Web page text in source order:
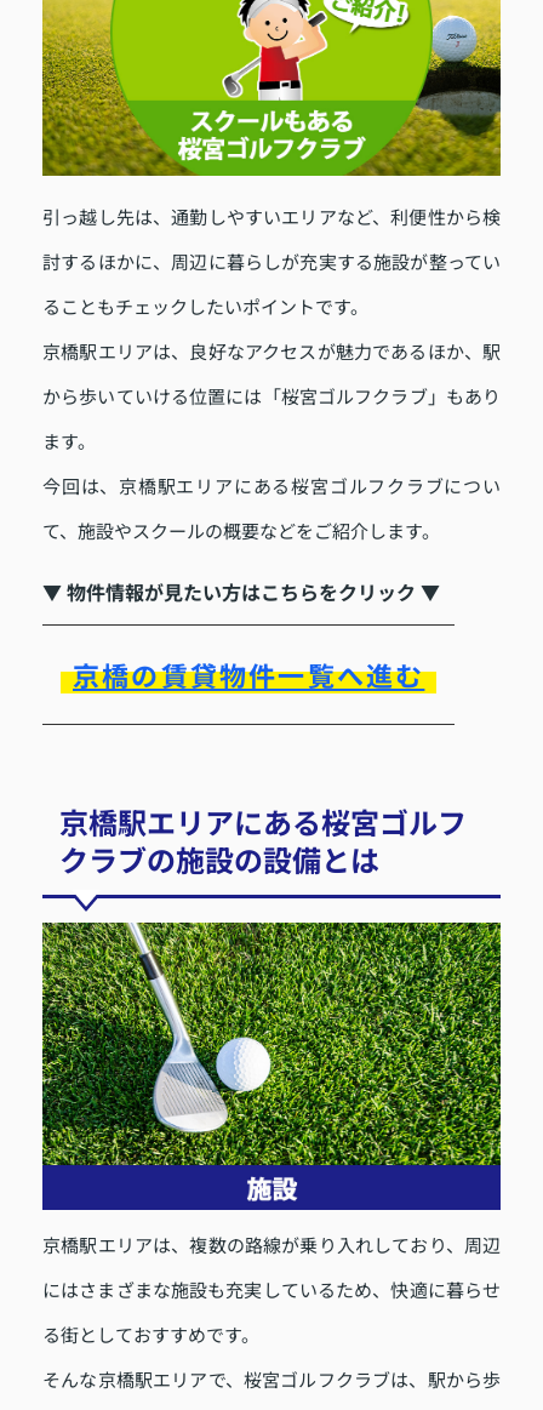
引っ越し先は、通勤しやすいエリアなど、利便性から検
討するほかに、周辺に暮らしが充実する施設が整ってい
ることもチェックしたいポイントです。
京橋駅エリアは、良好なアクセスが魅力であるほか、駅
から歩いていける位置には「桜宮ゴルフクラブ」もあり
ます。
今回は、京橋駅エリアにある桜宮ゴルフクラブについ
て、施設やスクールの概要などをご紹介します。
▼ 物件情報が見たい方はこちらをクリック ▼
京橋の賃貸物件一覧へ進む
京橋駅エリアにある桜宮ゴルフ
クラブの施設の設備とは
京橋駅エリアは、複数の路線が乗り入れしており、周辺
にはさまざまな施設も充実しているため、快適に暮らせ
る街としておすすめです。
そんな京橋駅エリアで、桜宮ゴルフクラブは、駅から歩